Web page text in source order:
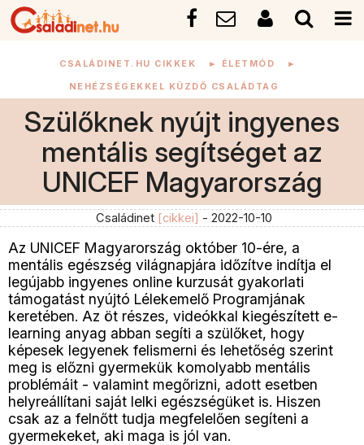
CSALÁDINET.HU CIKKEK ► ÉLETMÓD ►
NEHÉZSÉGEKKEL KÜZDŐ CSALÁDTAG
Szülőknek nyújt ingyenes
mentális segítséget az
UNICEF Magyarország
Családinet [cikkei] - 2022-10-10
Az UNICEF Magyarország október 10-ére, a
mentális egészség világnapjára időzítve indítja el
legújabb ingyenes online kurzusát gyakorlati
támogatást nyújtó Lélekemelő Programjának
keretében. Az öt részes, videókkal kiegészített e-
learning anyag abban segíti a szülőket, hogy
képesek legyenek felismerni és lehetőség szerint
meg is előzni gyermekük komolyabb mentális
problémáit - valamint megőrizni, adott esetben
helyreállítani saját lelki egészségüket is. Hiszen
csak az a felnőtt tudja megfelelően segíteni a
gyermekeket, aki maga is jól van.